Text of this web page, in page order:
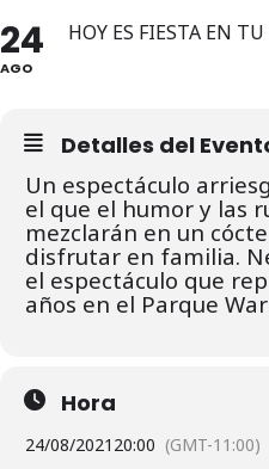
24
AGO
HOY ES FIESTA EN
Detalles del
Un espectáculo
el que el humor y las
mezclarán en un
disfrutar en familia.
el espectáculo que
años en el Parque
Hora
24/08/2021 20:00 (GMT-11:00)